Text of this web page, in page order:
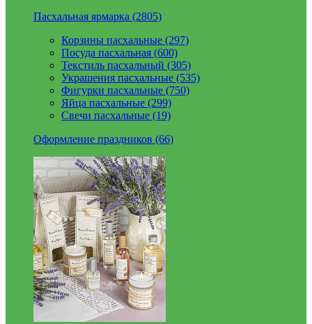
Пасхальная ярмарка (2805)
Корзины пасхальные (297)
Посуда пасхальная (600)
Текстиль пасхальный (305)
Украшения пасхальные (535)
Фигурки пасхальные (750)
Яйца пасхальные (299)
Свечи пасхальные (19)
Оформление праздников (66)